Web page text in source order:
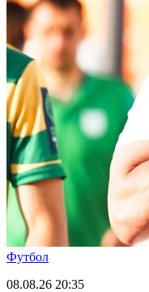
Футбол
08.08.26 20:35